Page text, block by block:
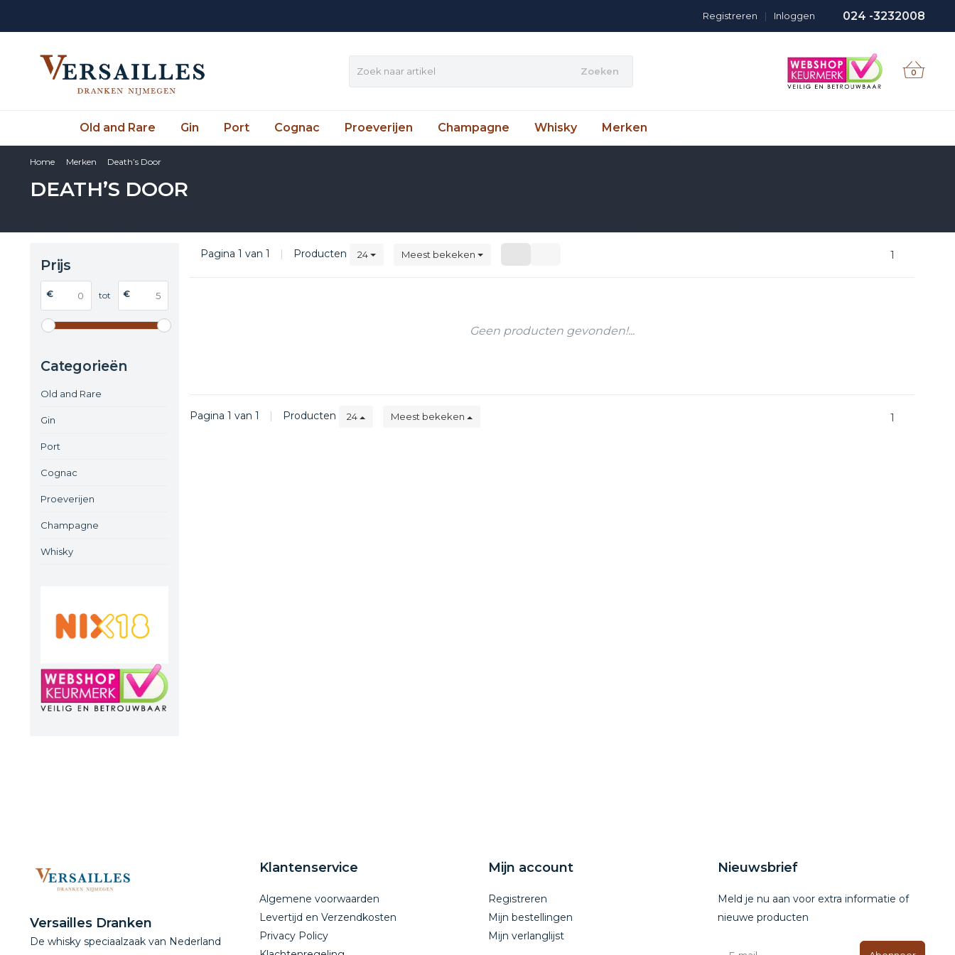
024 -3232008
Inloggen
|
Registreren
Zoeken 0
Old and Rare Gin Port Cognac Proeverijen Champagne Whisky Merken
Home Merken Death’s Door
DEATH’S DOOR
Prijs
€ tot €
Categorieën
Old and Rare
Gin
Port
Cognac
Proeverijen
Champagne
Whisky
Pagina 1 van 1 | Producten 24 Meest bekeken 1
Geen producten gevonden!...
Pagina 1 van 1 | Producten 24 Meest bekeken 1
Versailles Dranken
De whisky speciaalzaak van Nederland
Klantenservice
Algemene voorwaarden
Levertijd en Verzendkosten
Privacy Policy
Mijn account
Registreren
Mijn bestellingen
Mijn verlanglijst
Nieuwsbrief
Meld je nu aan voor extra informatie of
nieuwe producten